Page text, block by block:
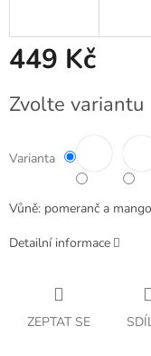
449 Kč
cena:
Zvolte variantu
Varianta
Vůně: pomeranč a mango
Detailní informace
ZEPTAT SE